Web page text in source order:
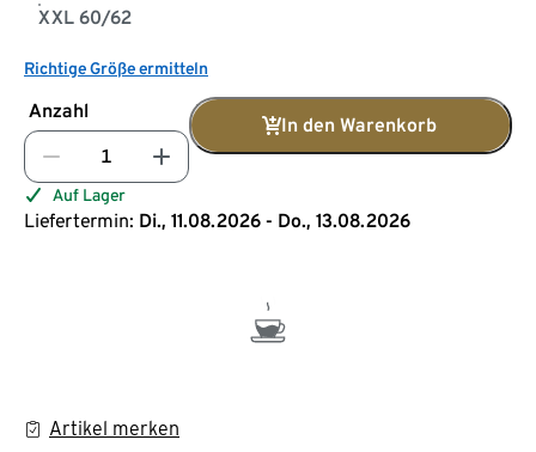
XXL 60/62
Richtige Größe ermitteln
Anzahl
In den Warenkorb
Auf Lager
Liefertermin: Di., 11.08.2026 - Do., 13.08.2026
Artikel merken